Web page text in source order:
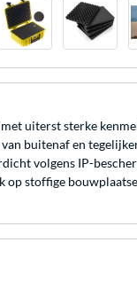
uiterst sterke
buitenaf en
volgens IP-
op stoffige